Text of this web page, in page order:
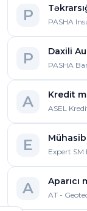
P PASHA
P Daxili
PASHA
A Kredit
ASEL
E Expert
A Aparıcı
AT -